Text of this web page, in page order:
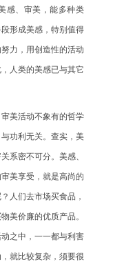
感、审美，能多种类
形成美感，特别值得
力，用创造性的活动
人类的美感已与其它
美活动不象有的哲学
功利无关。查实，美
系密不可分。美感、
美享受，就是高尚的
人们去市场买食品，
美价廉的优质产品。
之中，一一都与利害
就比较复杂，须要很